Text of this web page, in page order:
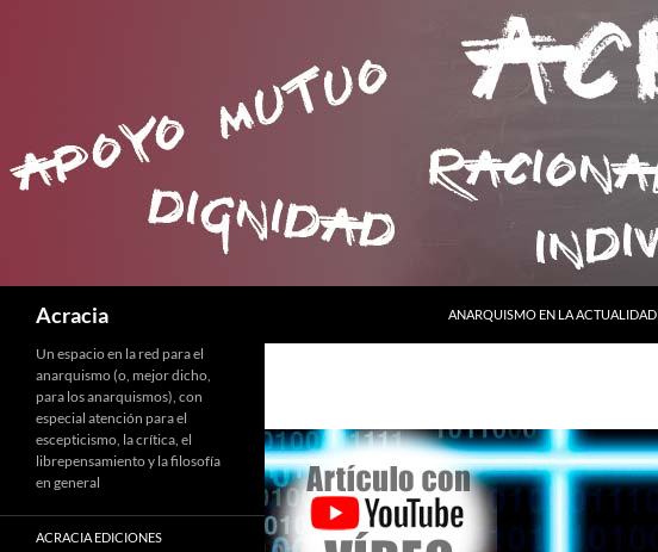
Acracia
ANARQUISMO EN LA ACTUALIDAD
Un espacio en la red para el
anarquismo (o, mejor dicho,
para los anarquismos), con
especial atención para el
escepticismo, la crítica, el
librepensamiento y la filosofía
en general
ACRACIA EDICIONES